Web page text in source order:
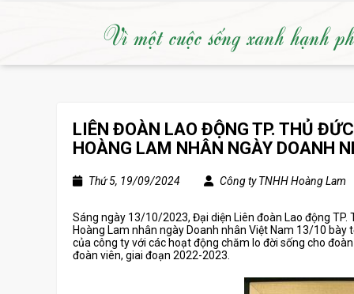
Vì một cuộc sống xanh hạnh
LIÊN ĐOÀN LAO ĐỘNG TP. THỦ
HOÀNG LAM NHÂN NGÀY DOANH
Thứ 5, 19/09/2024 Công ty TNHH Hoàng Lam
Sáng ngày 13/10/2023, Đại diện Liên đoàn Lao động
Hoàng Lam nhân ngày Doanh nhân Việt Nam 13/10
của công ty với các hoạt động chăm lo đời sống cho
đoàn viên, giai đoạn 2022-2023.